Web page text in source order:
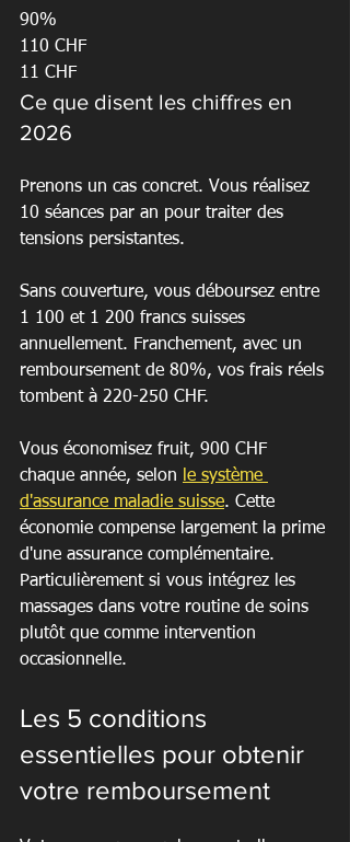
90%
110 CHF
11 CHF
Ce que disent les chiffres en
2026
Prenons un cas concret. Vous réalisez
10 séances par an pour traiter des
tensions persistantes.
Sans couverture, vous déboursez entre
1 100 et 1 200 francs suisses
annuellement. Franchement, avec un
remboursement de 80%, vos frais réels
tombent à 220-250 CHF.
Vous économisez fruit, 900 CHF
chaque année, selon
le système
d'assurance maladie suisse. Cette
économie compense largement la prime
d'une assurance complémentaire.
Particulièrement si vous intégrez les
massages dans votre routine de soins
plutôt que comme intervention
occasionnelle.
Les 5 conditions
essentielles pour obtenir
votre remboursement